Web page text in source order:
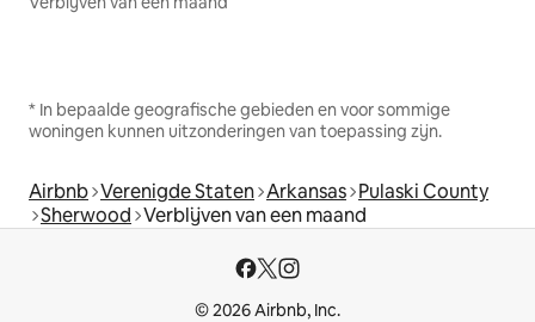
* In bepaalde geografische gebieden en voor sommige
woningen kunnen uitzonderingen van toepassing zijn.
Airbnb Verenigde Staten Arkansas Pulaski County
Sherwood Verblijven van een maand
© 2026 Airbnb, Inc.